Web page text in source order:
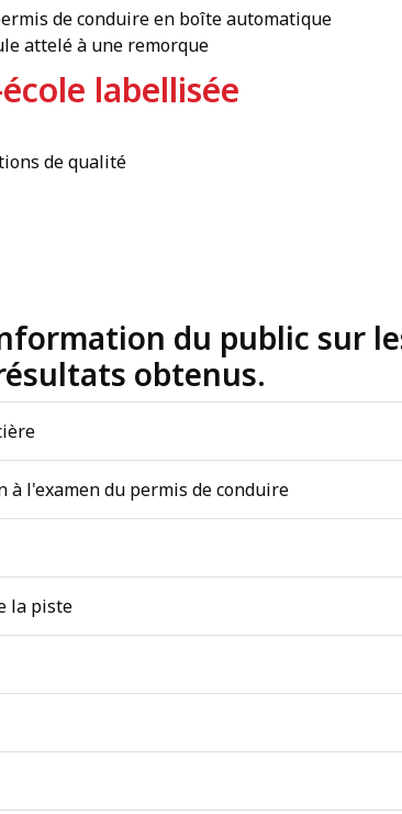
de conduire en boîte automatique
attelé à une remorque
labellisée
de qualité
du public sur
obtenus.
à l'examen du permis de conduire
la piste